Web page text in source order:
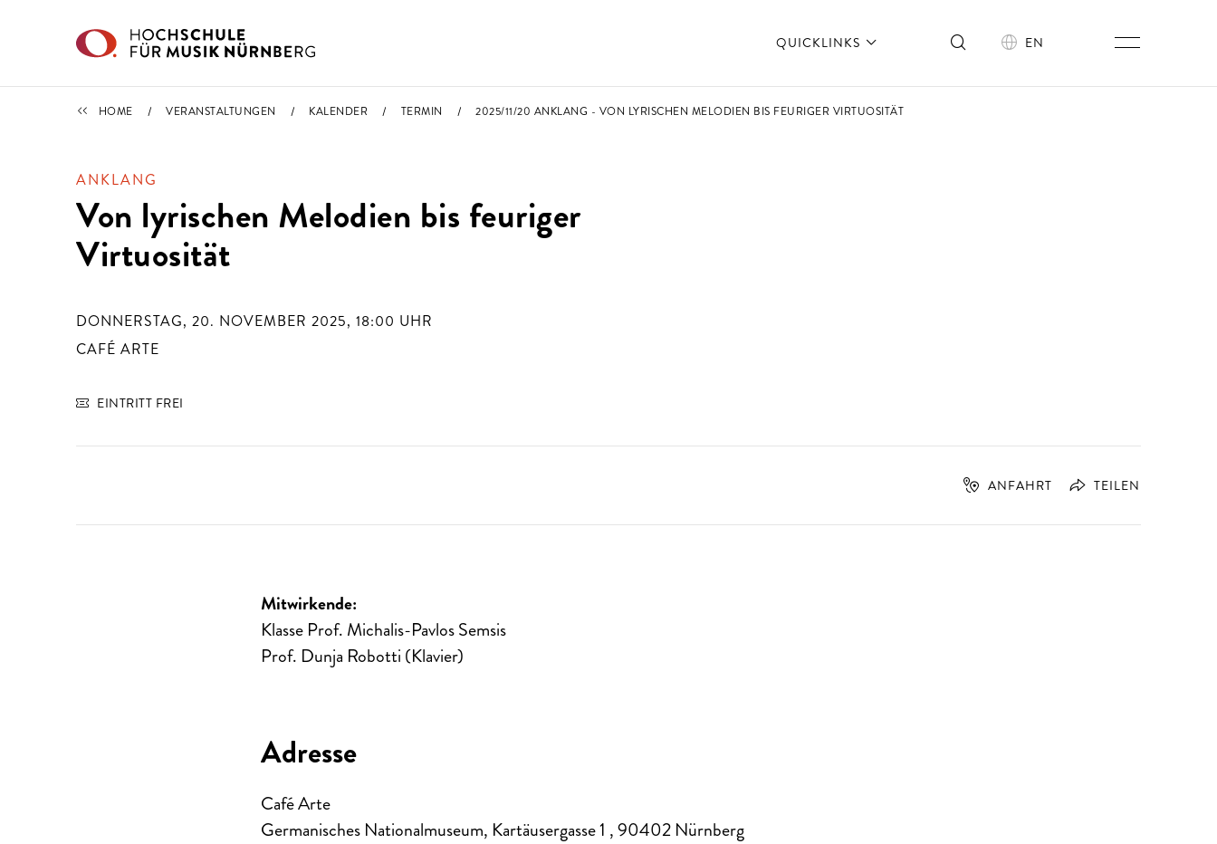
QUICKLINKS EN
TERMINE
HOME VERANSTALTUNGEN KALENDER TERMIN 2025/11/20 ANKLANG - VON LYRISCHEN MELODIEN BIS FEURIGER VIRTUOSITÄT
ANKLANG
Von lyrischen Melodien bis feuriger
Virtuosität
DONNERSTAG, 20. NOVEMBER 2025, 18:00 UHR
CAFÉ ARTE
EINTRITT FREI
ANFAHRT TEILEN
Mitwirkende:
Klasse Prof. Michalis-Pavlos Semsis
Prof. Dunja Robotti (Klavier)
Adresse
Café Arte
Germanisches Nationalmuseum, Kartäusergasse 1 ,90402 Nürnberg